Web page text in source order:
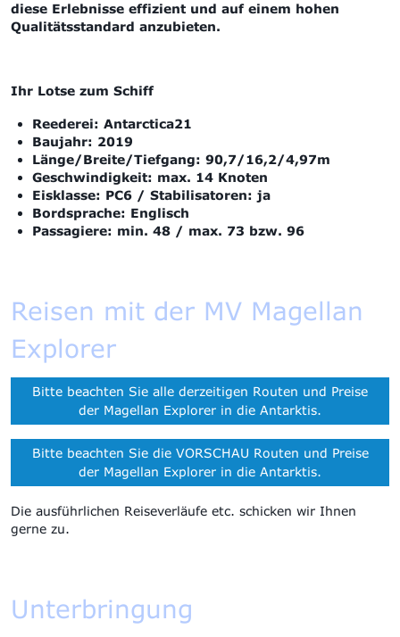
diese Erlebnisse effizient und auf einem hohen
Qualitätsstandard anzubieten.
Ihr Lotse zum Schiff
Reederei: Antarctica21
Baujahr: 2019
Länge/Breite/Tiefgang: 90,7/16,2/4,97m
Geschwindigkeit: max. 14 Knoten
Eisklasse: PC6 / Stabilisatoren: ja
Bordsprache: Englisch
Passagiere: min. 48 / max. 73 bzw. 96
Reisen mit der MV Magellan
Explorer
Bitte beachten Sie alle derzeitigen Routen und Preise
der Magellan Explorer in die Antarktis.
Bitte beachten Sie die VORSCHAU Routen und Preise
der Magellan Explorer in die Antarktis.
Die ausführlichen Reiseverläufe etc. schicken wir Ihnen
gerne zu.
Unterbringung